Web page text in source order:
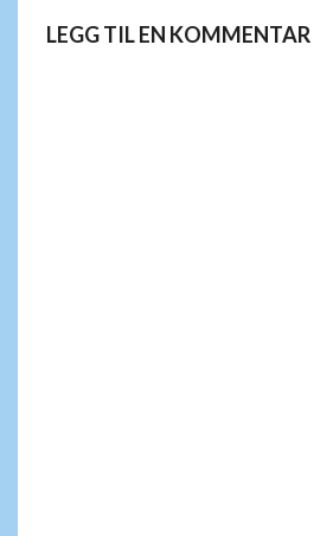
LEGG TIL EN KOMMENTAR